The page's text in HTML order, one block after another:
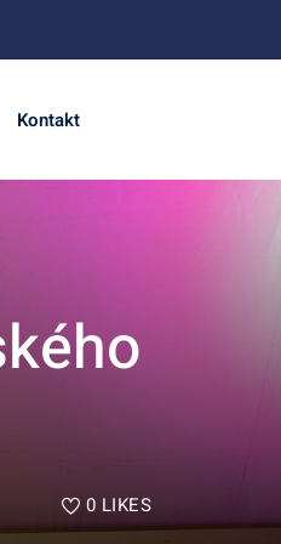
Kontakt
0 LIKES